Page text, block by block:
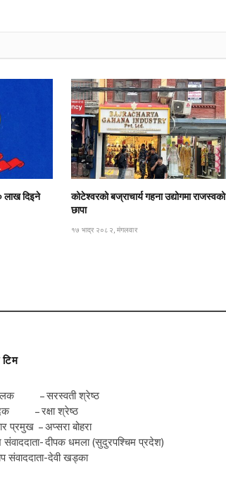
लाख दिइने
कोटेश्वरको बज्राचार्य गहना उद्योगमा राजस्वको
छापा
१७ भाद्र २०८२, मंगलवार
टिम
– सरस्वती श्रेष्ठ
– रक्षा श्रेष्ठ
प्रमुख – अप्सरा बोहरा
दीपक धमला (सुदुरपश्चिम प्रदेश)
संवाददाता-देवी खड्का